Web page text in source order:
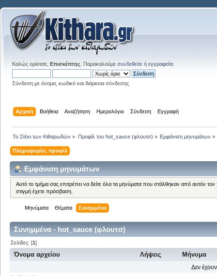
Καλώς ορίσατε, Επισκέπτης . Παρακαλούμε συνδεθείτε ή εγγραφείτε
Σύνδεση με όνομα, κωδικό και διάρκεια σύνδεσης
Αρχική Βοήθεια Αναζήτηση Ημερολόγιο Σύνδεση Εγγραφή
Το Στέκι των Κιθαρωδών » Προφίλ του hot_sauce (φλουτσ) » Εμφάνιση μηνυμάτων »
Πληροφορίες προφίλ
Εμφάνιση μηνυμάτων
Αυτό το τμήμα σας επιτρέπει να δείτε όλα τα μηνύματα που στάλθηκαν από αυτόν
στιγμή έχετε πρόσβαση.
Μηνύματα Θέματα Συνημμένα
Συνημμένα - hot_sauce (φλουτσ)
Σελίδες: [1]
Όνομα αρχείου Λήψεις Μήνυμα
Δεν